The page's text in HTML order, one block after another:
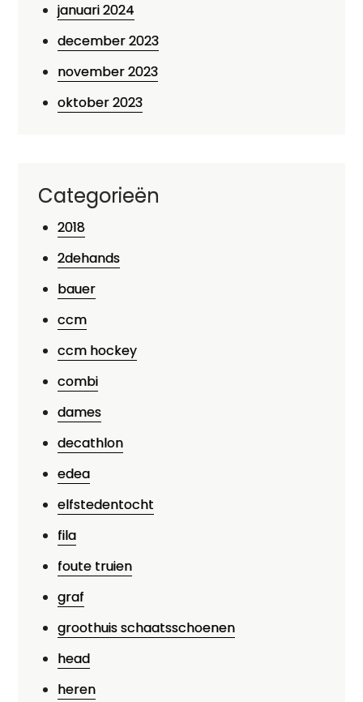
januari 2024
december 2023
november 2023
oktober 2023
Categorieën
2018
2dehands
bauer
ccm
ccm hockey
combi
dames
decathlon
edea
elfstedentocht
fila
foute truien
graf
groothuis schaatsschoenen
head
heren